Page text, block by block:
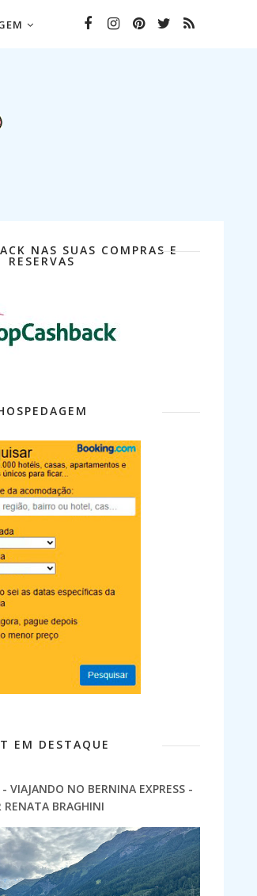
NAS SUAS COMPRAS E
RESERVAS
EM DESTAQUE
VIAJANDO NO BERNINA EXPRESS -
RENATA BRAGHINI